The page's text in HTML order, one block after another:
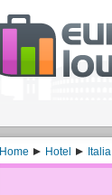
Home Hotel Italia